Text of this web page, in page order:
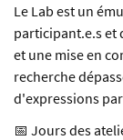
Le Lab est un
participant.e.s et
et une mise en
recherche
d'expressions
📅 Jours des